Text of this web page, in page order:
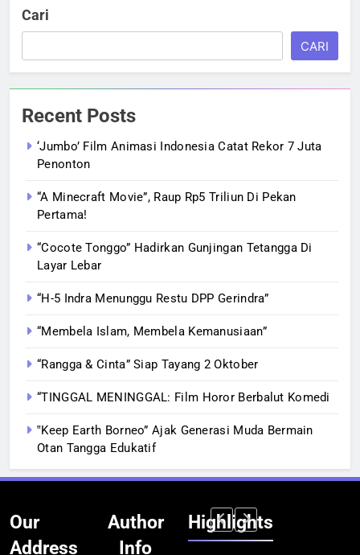
Cari
CARI
Recent Posts
‘Jumbo’ Film Animasi Indonesia Catat Rekor 7 Juta
Penonton
“A Minecraft Movie”, Raup Rp5 Triliun Di Pekan
Pertama!
“Cocote Tonggo” Hadirkan Gunjingan Tetangga Di
Layar Lebar
“H-5 Indra Menunggu Restu DPP Gerindra”
“Membela Islam, Membela Kemanusiaan”
“Rangga & Cinta” Siap Tayang 2 Oktober
“TINGGAL MENINGGAL: Film Horor Berbalut Komedi
‟Keep Earth Borneo” Ajak Generasi Muda Bermain
Otan Tangga Edukatif
Our
Address
Author
Info
Highlights